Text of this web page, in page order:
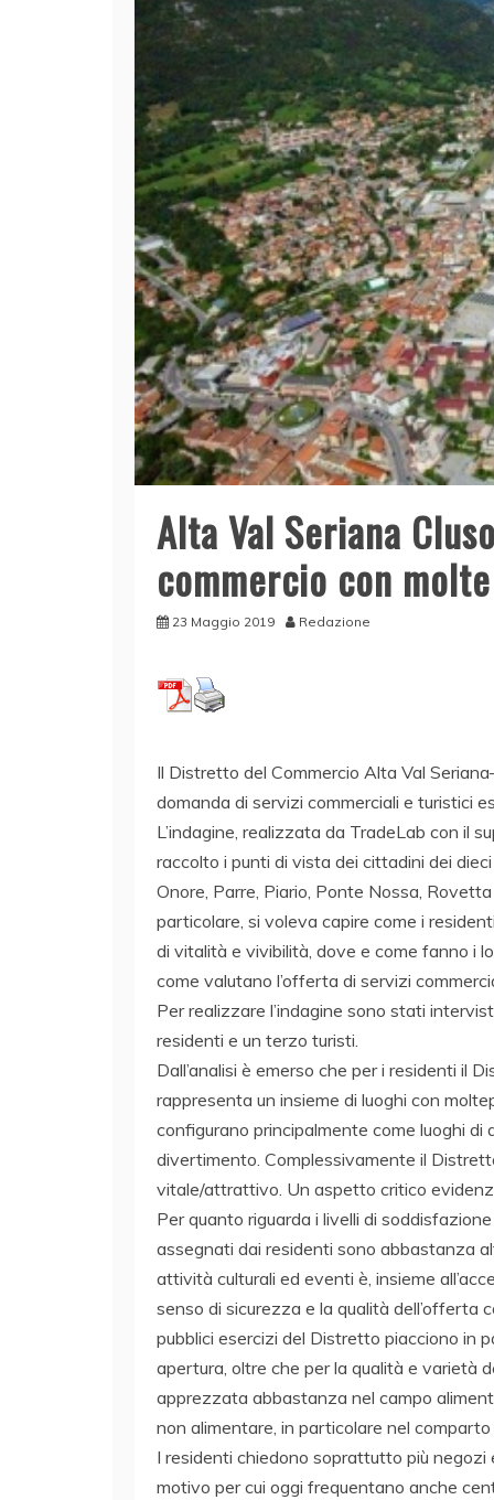
Alta Val Seriana
commercio con
23 Maggio 2019 Redazione
Il Distretto del Commercio Alta Val
domanda di servizi commerciali e turistici
L’indagine, realizzata da TradeLab con il
raccolto i punti di vista dei cittadini dei
Onore, Parre, Piario, Ponte Nossa,
particolare, si voleva capire come i
di vitalità e vivibilità, dove e come fanno i
come valutano l’offerta di servizi
Per realizzare l’indagine sono stati
residenti e un terzo turisti.
Dall’analisi è emerso che per i residenti il
rappresenta un insieme di luoghi con
configurano principalmente come luoghi di
divertimento. Complessivamente il
vitale/attrattivo. Un aspetto critico
Per quanto riguarda i livelli di
assegnati dai residenti sono abbastanza
attività culturali ed eventi è, insieme
senso di sicurezza e la qualità dell’offerta
pubblici esercizi del Distretto piacciono in
apertura, oltre che per la qualità e varietà
apprezzata abbastanza nel campo
non alimentare, in particolare nel
I residenti chiedono soprattutto più
motivo per cui oggi frequentano anche